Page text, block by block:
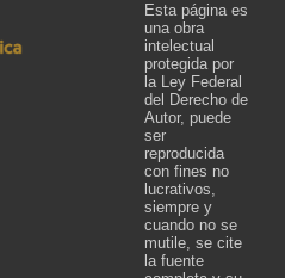
Esta página es
una obra
intelectual
protegida por
la Ley Federal
del Derecho de
Autor, puede
ser
reproducida
con fines no
lucrativos,
siempre y
cuando no se
mutile, se cite
la fuente